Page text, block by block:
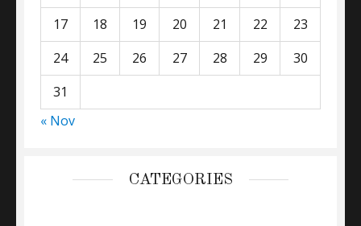
17
18 19 20 21 22
23
24
25 26 27 28 29
30
31
« Nov
CATEGORIES